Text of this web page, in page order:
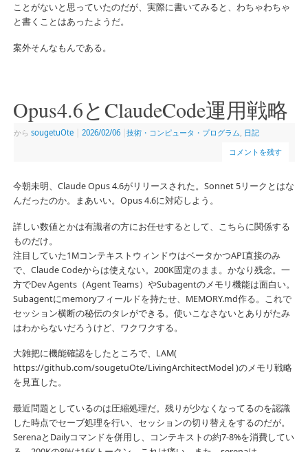
ことがないと思っていたのだが、実際に書いてみると、わちゃわちゃ
と書くことはあったようだ。
案外そんなもんである。
Opus4.6とClaudeCode運用戦略
から sougetuOte 2026/02/06 技術・コンピュータ・プログラム, 日記
コメントを残す
今朝未明、Claude Opus 4.6がリリースされた。Sonnet 5リークとはな
んだったのか。まあいい。Opus 4.6に対応しよう。
詳しい数値とかは有識者の方にお任せするとして、こちらに関係する
ものだけ。
注目していた1MコンテキストウィンドウはベータかつAPI直接のみ
で、Claude Codeからは使えない。200K固定のまま。かなり残念。一
方でDev Agents（Agent Teams）やSubagentのメモリ機能は面白い。
Subagentにmemoryフィールドを持たせ、MEMORY.md作る。これで
セッション横断の秘伝のタレができる。使いこなさないとありがたみ
はわからないだろうけど、ワクワクする。
大雑把に機能確認をしたところで、LAM(
https://github.com/sougetuOte/LivingArchitectModel )のメモリ戦略
を見直した。
最近問題としているのは圧縮処理だ。残りが少なくなってるのを認識
した時点でセーブ処理を行い、セッションの切り替えをするのだが。
SerenaとDailyコマンドを併用し、コンテキストの約7-8%を消費してい